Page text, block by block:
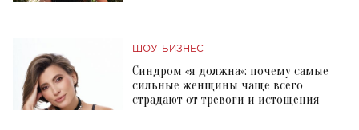
ШОУ-БИЗНЕС
Синдром «я должна»: почему самые
сильные женщины чаще всего
страдают от тревоги и истощения